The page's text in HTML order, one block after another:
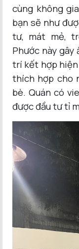
cùng không
bạn sẽ như
tư, mát mẻ,
Phước này
trí kết hợp
thích hợp cho
bè. Quán có
được đầu tư tỉ